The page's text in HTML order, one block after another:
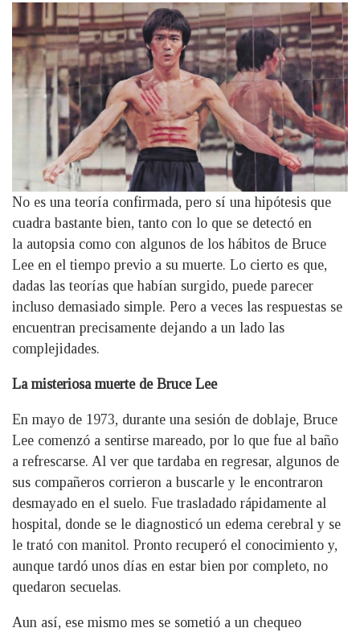
No es una teoría confirmada, pero sí una hipótesis que
cuadra bastante bien, tanto con lo que se detectó en
la autopsia como con algunos de los hábitos de Bruce
Lee en el tiempo previo a su muerte. Lo cierto es que,
dadas las teorías que habían surgido, puede parecer
incluso demasiado simple. Pero a veces las respuestas se
encuentran precisamente dejando a un lado las
complejidades.
La misteriosa muerte de Bruce Lee
En mayo de 1973, durante una sesión de doblaje, Bruce
Lee comenzó a sentirse mareado, por lo que fue al baño
a refrescarse. Al ver que tardaba en regresar, algunos de
sus compañeros corrieron a buscarle y le encontraron
desmayado en el suelo. Fue trasladado rápidamente al
hospital, donde se le diagnosticó un edema cerebral y se
le trató con manitol. Pronto recuperó el conocimiento y,
aunque tardó unos días en estar bien por completo, no
quedaron secuelas.
Aun así, ese mismo mes se sometió a un chequeo